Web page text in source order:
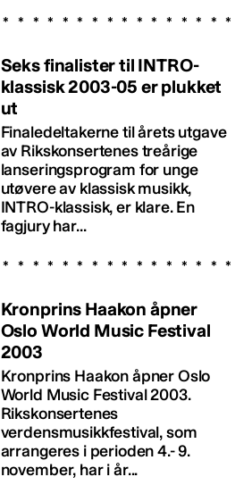
Seks finalister til INTRO-
klassisk 2003-05 er plukket
ut
Finaledeltakerne til årets utgave
av Rikskonsertenes treårige
lanseringsprogram for unge
utøvere av klassisk musikk,
INTRO-klassisk, er klare. En
fagjury har...
Kronprins Haakon åpner
Oslo World Music Festival
2003
Kronprins Haakon åpner Oslo
World Music Festival 2003.
Rikskonsertenes
verdensmusikkfestival, som
arrangeres i perioden 4.- 9.
november, har i år...